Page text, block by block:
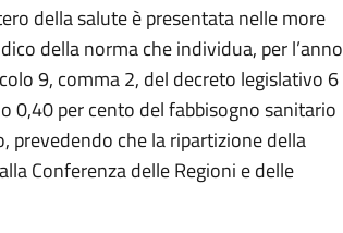
della salute è presentata nelle more
della norma che individua, per l’anno
9, comma 2, del decreto legislativo 6
0,40 per cento del fabbisogno sanitario
prevedendo che la ripartizione della
Conferenza delle Regioni e delle